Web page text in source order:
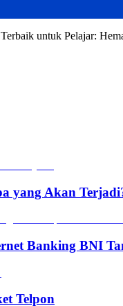
untuk Pelajar:
yang Akan
Banking BNI
Telpon